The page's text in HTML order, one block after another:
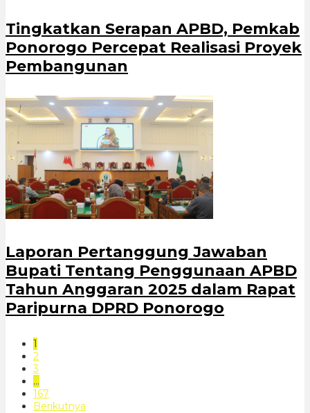
Tingkatkan Serapan APBD, Pemkab
Ponorogo Percepat Realisasi Proyek
Pembangunan
Laporan Pertanggung Jawaban
Bupati Tentang Penggunaan APBD
Tahun Anggaran 2025 dalam Rapat
Paripurna DPRD Ponorogo
1
2
3
…
167
Berikutnya